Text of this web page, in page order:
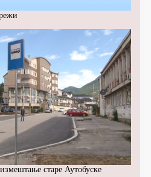
старе Аутобуске